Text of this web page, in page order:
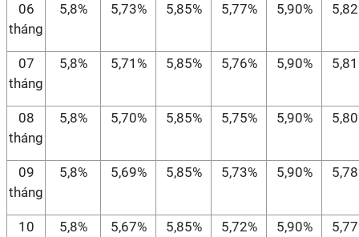
06
tháng
5,8% 5,73% 5,85% 5,77% 5,90%
07
tháng
5,8% 5,71% 5,85% 5,76% 5,90%
08
tháng
5,8% 5,70% 5,85% 5,75% 5,90%
09
tháng
5,8% 5,69% 5,85% 5,73% 5,90%
10
5,8% 5,67% 5,85% 5,72% 5,90%